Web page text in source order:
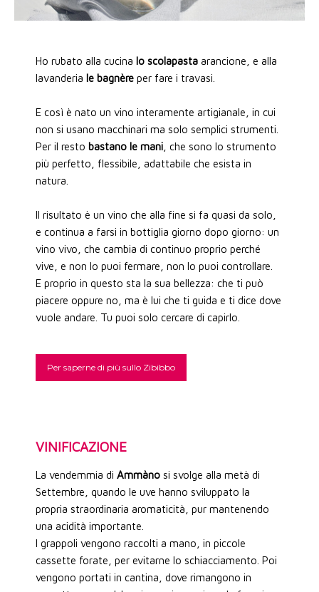
Ho rubato alla cucina lo scolapasta arancione, e alla
lavanderia le bagnère per fare i travasi.
E così è nato un vino interamente artigianale, in cui
non si usano macchinari ma solo semplici strumenti.
Per il resto bastano le mani , che sono lo strumento
più perfetto, flessibile, adattabile che esista in
natura.
Il risultato è un vino che alla fine si fa quasi da solo,
e continua a farsi in bottiglia giorno dopo giorno: un
vino vivo, che cambia di continuo proprio perché
vive, e non lo puoi fermare, non lo puoi controllare.
E proprio in questo sta la sua bellezza: che ti può
piacere oppure no, ma è lui che ti guida e ti dice dove
vuole andare. Tu puoi solo cercare di capirlo.
Per saperne di più sullo Zibibbo
VINIFICAZIONE
La vendemmia di Ammàno si svolge alla metà di
Settembre, quando le uve hanno sviluppato la
propria straordinaria aromaticità, pur mantenendo
una acidità importante.
I grappoli vengono raccolti a mano, in piccole
cassette forate, per evitarne lo schiacciamento. Poi
vengono portati in cantina, dove rimangono in